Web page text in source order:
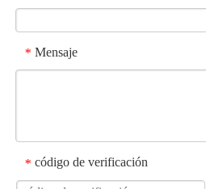
* Mensaje
* código de verificación